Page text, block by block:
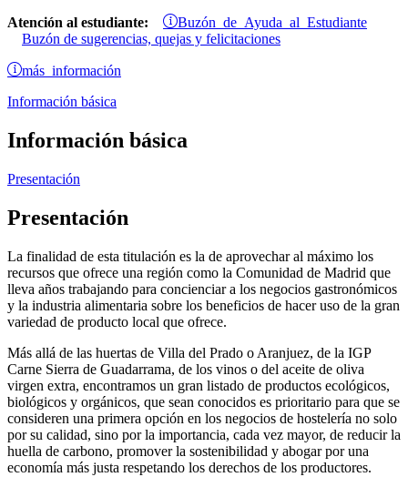
Atención al estudiante: Buzón de Ayuda al Estudiante
Buzón de sugerencias, quejas y felicitaciones
más información
Información básica
Información básica
Presentación
Presentación
La finalidad de esta titulación es la de aprovechar al máximo los
recursos que ofrece una región como la Comunidad de Madrid que
lleva años trabajando para concienciar a los negocios gastronómicos
y la industria alimentaria sobre los beneficios de hacer uso de la gran
variedad de producto local que ofrece.
Más allá de las huertas de Villa del Prado o Aranjuez, de la IGP
Carne Sierra de Guadarrama, de los vinos o del aceite de oliva
virgen extra, encontramos un gran listado de productos ecológicos,
biológicos y orgánicos, que sean conocidos es prioritario para que se
consideren una primera opción en los negocios de hostelería no solo
por su calidad, sino por la importancia, cada vez mayor, de reducir la
huella de carbono, promover la sostenibilidad y abogar por una
economía más justa respetando los derechos de los productores.